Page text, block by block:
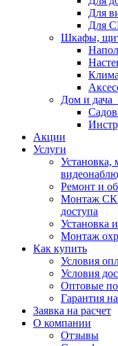
Для
Для
Шкафы,
Дом и дача
Акции
Услуги
Установка,
Ремонт и
Монтаж
доступа
Установка
Монтаж
Как купить
Условия
Условия
Оптовые
Гарантия
Заявка на расчет
О компании
Отзывы